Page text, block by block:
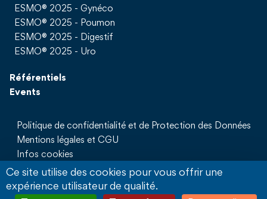
ESMO® 2025 - Gynéco
ESMO® 2025 - Poumon
ESMO® 2025 - Digestif
ESMO® 2025 - Uro
Référentiels
Events
Politique de confidentialité et de Protection des Données
Mentions légales et CGU
Infos cookies
Qui sommes nous
Partenaires
Ce site utilise des cookies pour vous offrir une
expérience utilisateur de qualité.